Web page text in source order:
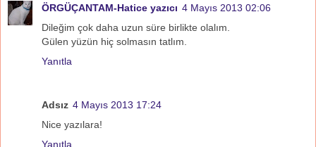
ÖRGÜÇANTAM-Hatice yazıcı 4 Mayıs 2013 02:06
Dileğim çok daha uzun süre birlikte olalım.
Gülen yüzün hiç solmasın tatlım.
Yanıtla
Adsız 4 Mayıs 2013 17:24
Nice yazılara!
Yanıtla